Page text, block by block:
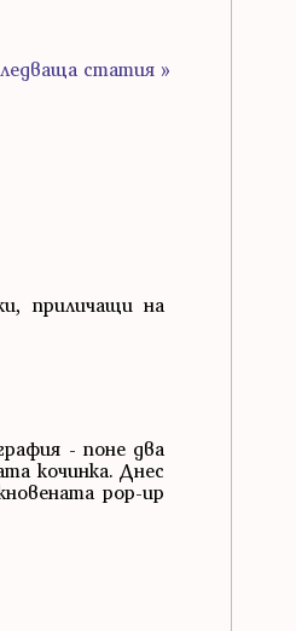
статия »
приличащи на
- поне два
кочинка. Днес
pop-up